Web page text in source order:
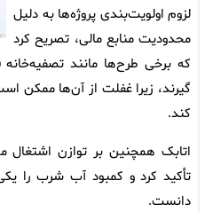
لزوم اولویت‌بندی پروژه‌ها به دلیل
محدودیت منابع مالی، تصریح کرد
که برخی طرح‌ها مانند تصفیه‌خانه
گیرند، زیرا غفلت از آن‌ها ممکن
کند.
اتابک همچنین بر توازن اشتغال
تأکید کرد و کمبود آب شرب را
دانست.